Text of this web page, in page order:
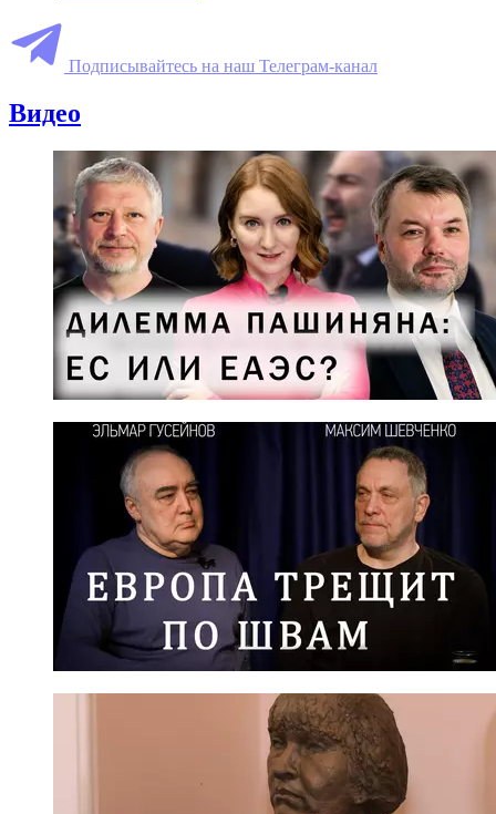
Подписывайтесь на наш Телеграм-канал
Видео